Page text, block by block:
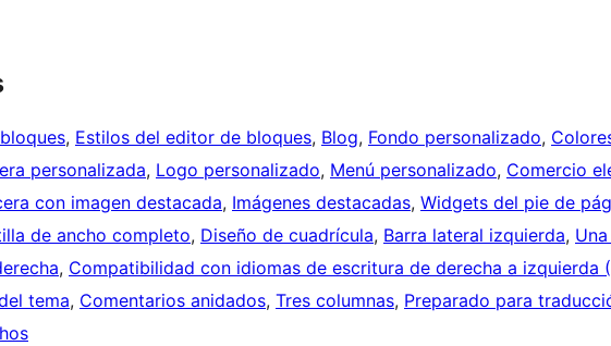
, Estilos del editor de bloques, Blog, Fondo personalizado,
personalizada, Logo personalizado, Menú personalizado, Comercio
con imagen destacada, Imágenes destacadas, Widgets del pie de
de ancho completo, Diseño de cuadrícula, Barra lateral izquierda,
, Compatibilidad con idiomas de escritura de derecha a izquierda
tema, Comentarios anidados, Tres columnas, Preparado para